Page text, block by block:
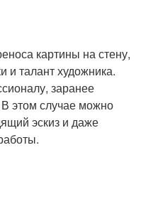
картины на стену,
и талант художника.
заранее
этом случае можно
эскиз и даже